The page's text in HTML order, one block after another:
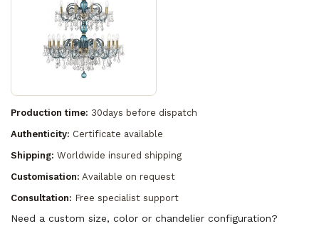
Production time: 30days before dispatch
Authenticity: Certificate available
Shipping: Worldwide insured shipping
Customisation: Available on request
Consultation: Free specialist support
Need a custom size, color or chandelier configuration?